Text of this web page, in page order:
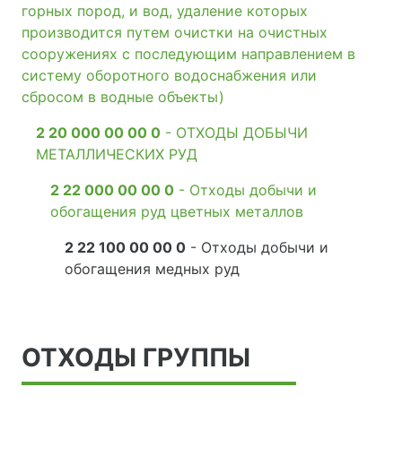
горных пород, и вод, удаление которых
производится путем очистки на очистных
сооружениях с последующим направлением в
систему оборотного водоснабжения или
сбросом в водные объекты)
2 20 000 00 00 0 - ОТХОДЫ ДОБЫЧИ
МЕТАЛЛИЧЕСКИХ РУД
2 22 000 00 00 0 - Отходы добычи и
обогащения руд цветных металлов
2 22 100 00 00 0 - Отходы добычи и
обогащения медных руд
ОТХОДЫ ГРУППЫ